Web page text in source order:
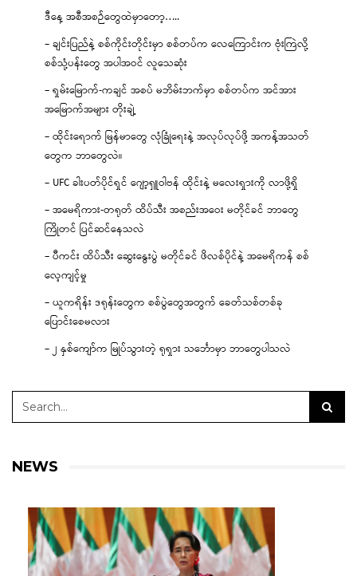
ဒီနေ့ အစီအစဉ်တွေထဲမှာတော့…..
– ချင်းပြည်နဲ့ စစ်ကိုင်းတိုင်းမှာ စစ်တပ်က လေကြောင်းက ဗုံးကြဲလို့
စစ်သုံ့ပန်းတွေ အပါအဝင် လူသေဆုံး
– ရှမ်းမြောက်-ကချင် အစပ် မဘိမ်းဘက်မှာ စစ်တပ်က အင်အား
အမြောက်အများ တိုးချဲ့
– ထိုင်းရောက် မြန်မာတွေ လုံခြုံရေးနဲ့ အလုပ်လုပ်ဖို့ အကန့်အသတ်
တွေက ဘာတွေလဲ။
– UFC ခါးပတ်ပိုင်ရှင် ဂျော့ရှူဝါဗန် ထိုင်းနဲ့ မလေးရှားကို လာဖို့ရှိ
– အမေရိကား-တရုတ် ထိပ်သီး အစည်းအဝေး မတိုင်ခင် ဘာတွေ
ကြိုတင် ပြင်ဆင်နေသလဲ
– ပီကင်း ထိပ်သီး ဆွေးနွေးပွဲ မတိုင်ခင် ဖိလစ်ပိုင်နဲ့ အမေရိကန် စစ်
လေ့ကျင့်မှု
– ယူကရိန်း ဒရုန်းတွေက စစ်ပွဲတွေအတွက် ခေတ်သစ်တစ်ခု
ပြောင်းစေမလား
– ၂ နှစ်ကျော်က မြုပ်သွားတဲ့ ရုရှား သင်္ဘောမှာ ဘာတွေပါသလဲ
NEWS